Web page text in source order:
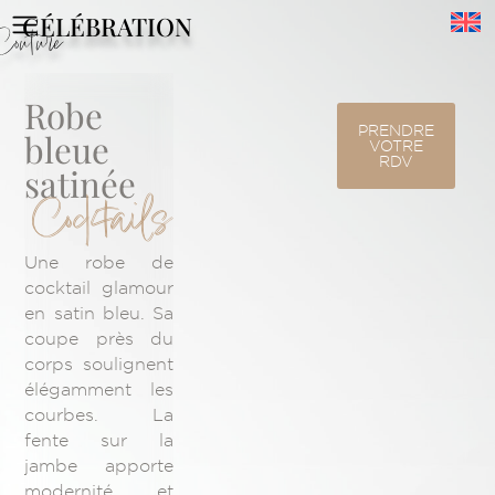
CÉLÉBRATION
PRENDRE
VOTRE
RDV
Robe
bleue
satinée
Cocktails
Une robe de
cocktail glamour
en satin bleu. Sa
coupe près du
corps soulignent
élégamment les
courbes. La
fente sur la
jambe apporte
modernité et